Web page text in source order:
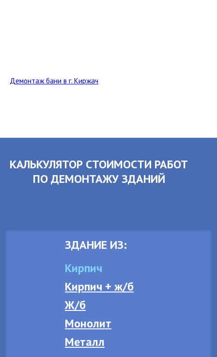
Демонтаж бани в г. Киржач
КАЛЬКУЛЯТОР СТОИМОСТИ РАБОТ
ПО ДЕМОНТАЖУ ЗДАНИЙ
ЗДАНИЕ ИЗ:
Кирпич
Кирпич + ж/б
Ж/б
Монолит
Металл